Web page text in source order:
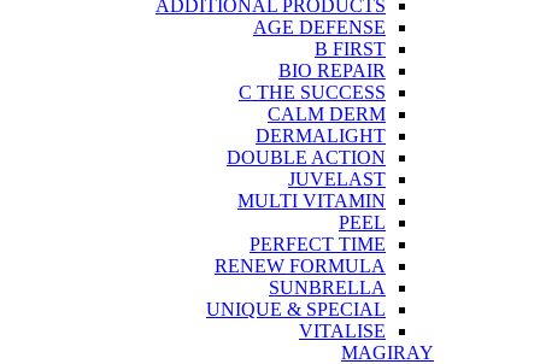
ADDITIONAL PRODUCTS
AGE DEFENSE
B FIRST
BIO REPAIR
C THE SUCCESS
CALM DERM
DERMALIGHT
DOUBLE ACTION
JUVELAST
MULTI VITAMIN
PEEL
PERFECT TIME
RENEW FORMULA
SUNBRELLA
UNIQUE & SPECIAL
VITALISE
MAGIRAY